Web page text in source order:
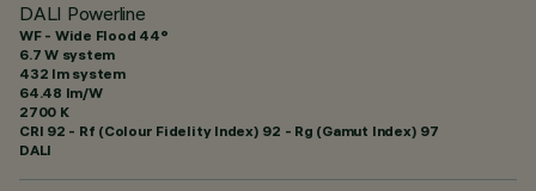
DALI Powerline
WF - Wide Flood 44°
6.7 W system
432 lm system
64.48 lm/W
2700 K
CRI 92 - Rf (Colour Fidelity Index) 92 - Rg (Gamut Index) 97
DALI